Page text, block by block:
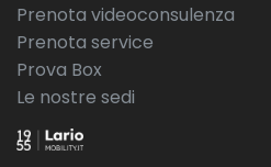
Prenota videoconsulenza
Prenota service
Prova Box
Le nostre sedi